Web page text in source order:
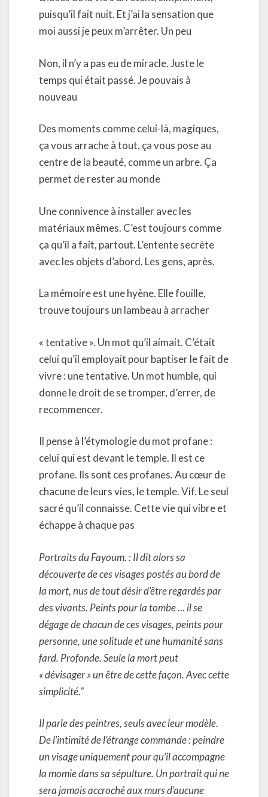
puisqu’il fait nuit. Et j’ai la sensation que
moi aussi je peux m’arrêter. Un peu
Non, il n’y a pas eu de miracle. Juste le
temps qui était passé. Je pouvais à
nouveau
Des moments comme celui-là, magiques,
ça vous arrache à tout, ça vous pose au
centre de la beauté, comme un arbre. Ça
permet de rester au monde
Une connivence à installer avec les
matériaux mêmes. C’est toujours comme
ça qu’il a fait, partout. L’entente secrète
avec les objets d’abord. Les gens, après.
La mémoire est une hyène. Elle fouille,
trouve toujours un lambeau à arracher
« tentative ». Un mot qu’il aimait. C’était
celui qu’il employait pour baptiser le fait de
vivre : une tentative. Un mot humble, qui
donne le droit de se tromper, d’errer, de
recommencer.
Il pense à l’étymologie du mot profane :
celui qui est devant le temple. Il est ce
profane. Ils sont ces profanes. Au cœur de
chacune de leurs vies, le temple. Vif. Le seul
sacré qu’il connaisse. Cette vie qui vibre et
échappe à chaque pas
Portraits du Fayoum. : Il dit alors sa
découverte de ces visages postés au bord de
la mort, nus de tout désir d’être regardés par
des vivants. Peints pour la tombe … il se
dégage de chacun de ces visages, peints pour
personne, une solitude et une humanité sans
fard. Profonde. Seule la mort peut
« dévisager » un être de cette façon. Avec cette
simplicité.”
Il parle des peintres, seuls avec leur modèle.
De l’intimité de l’étrange commande : peindre
un visage uniquement pour qu’il accompagne
la momie dans sa sépulture. Un portrait qui ne
sera jamais accroché aux murs d’aucune